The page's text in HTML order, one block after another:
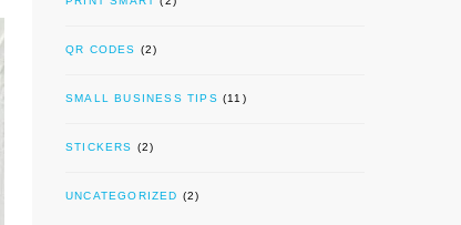
QR CODES (2)
SMALL BUSINESS TIPS (11)
STICKERS (2)
UNCATEGORIZED (2)